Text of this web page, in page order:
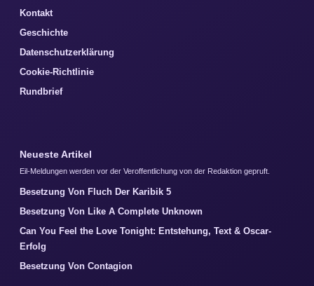
Kontakt
Geschichte
Datenschutzerklärung
Cookie-Richtlinie
Rundbrief
Neueste Artikel
Eil-Meldungen werden vor der Veroffentlichung von der Redaktion gepruft.
Besetzung Von Fluch Der Karibik 5
Besetzung Von Like A Complete Unknown
Can You Feel the Love Tonight: Entstehung, Text & Oscar-
Erfolg
Besetzung Von Contagion